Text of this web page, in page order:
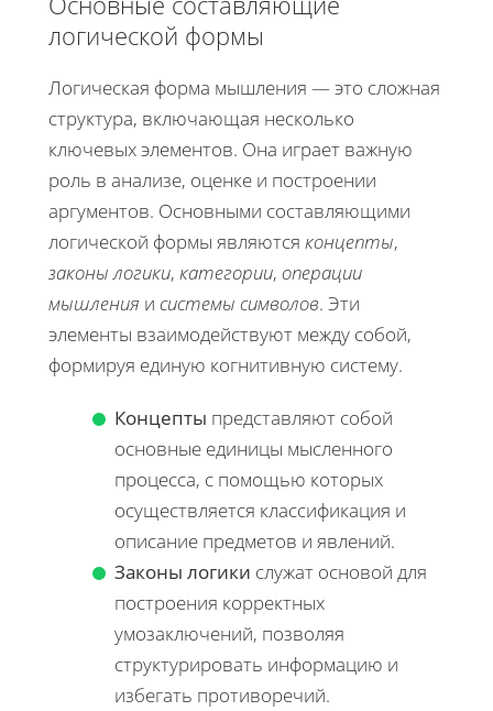
логической формы
Логическая форма мышления — это сложная
структура, включающая несколько
ключевых элементов. Она играет важную
роль в анализе, оценке и построении
аргументов. Основными составляющими
логической формы являются концепты,
законы логики, категории, операции
мышления и системы символов. Эти
элементы взаимодействуют между собой,
формируя единую когнитивную систему.
Концепты представляют собой
основные единицы мысленного
процесса, с помощью которых
осуществляется классификация и
описание предметов и явлений.
Законы логики служат основой для
построения корректных
умозаключений, позволяя
структурировать информацию и
избегать противоречий.